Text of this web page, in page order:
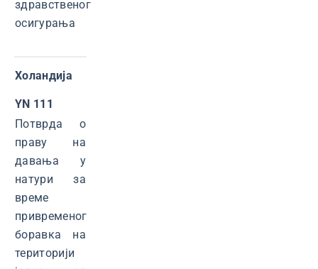
здравственог
осигурања
Холандија
YN 111
Потврда о
праву на
давања у
натури за
време
привременог
боравка на
територији